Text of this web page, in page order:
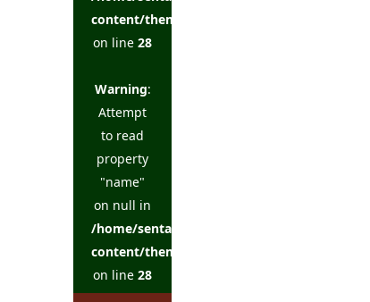
content/themes/kadan_tcd056/single.php
on line 28
Warning:
Attempt
to read
property
"name"
on null in
/home/sentakuya/charoku.jp/public_html/
content/themes/kadan_tcd056/single.php
on line 28